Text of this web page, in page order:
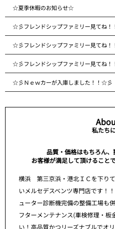
☆夏季休暇のお知らせ☆
☆彡フレンドシップファミリー見てね
☆彡フレンドシップファミリー見てね
☆彡フレンドシップファミリー見てね
☆彡Ｎｅｗカーが入庫しました！！☆彡
私たち
品質・価格はもちろん、
お客様が満足して頂けること
横浜 第三京浜・港北ＩＣを下り
いメルセデスベンツ専門店です！
ューター診断機完備の整備工場も
フターメンテナンス(車検修理・
い！高品質かつリーズナブルでオ